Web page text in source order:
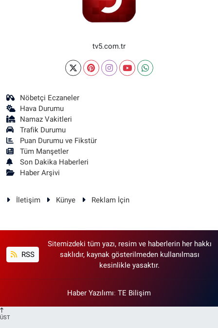
tv5.com.tr
Nöbetçi Eczaneler
Hava Durumu
Namaz Vakitleri
Trafik Durumu
Puan Durumu ve Fikstür
Tüm Manşetler
Son Dakika Haberleri
Haber Arşivi
İletişim Künye Reklam İçin
RSS
Sitemizdeki tüm yazı, resim ve haberlerin her hakkı
saklıdır, kaynak gösterilmeden kullanılması
kesinlikle yasaktır.
Haber Yazılımı: TE Bilişim
ÜST